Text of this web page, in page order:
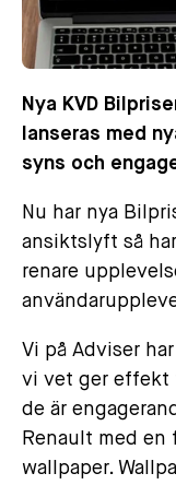
Nya KVD
lanseras med
syns och
Nu har nya
ansiktslyft så
renare
Vi på Adviser
vi vet ger effekt
de är
Renault med
wallpaper.